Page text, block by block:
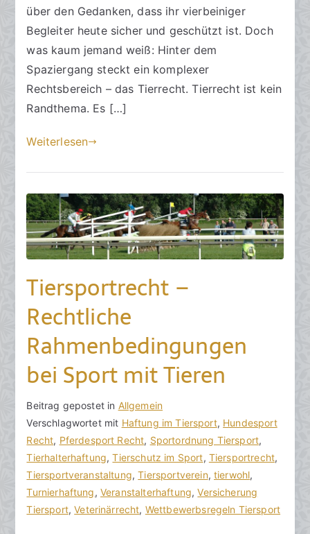
ä
l
i
c
a
m
4
F
r
u
a
r
0
6
2026
–
Zwischen
Schutz,
Verantwortung
und
juristischer
über den Gedanken, dass ihr vierbeiniger
Begleiter heute sicher und geschützt ist. Doch
was kaum jemand weiß: Hinter dem
Spaziergang steckt ein komplexer
Rechtsbereich – das Tierrecht. Tierrecht ist kein
Randthema. Es […]
Weiterlesen
Tiersportrecht –
Rechtliche
Rahmenbedingungen
bei Sport mit Tieren
V
o
n
h
o
r
a
B
e
i
t
r
a
g
Beitrag gepostet in Allgemein
Verschlagwortet mit Haftung im Tiersport, Hundesport
Recht, Pferdesport Recht, Sportordnung Tiersport,
Tierhalterhaftung,Tierschutz im Sport, Tiersportrecht,
Tiersportveranstaltung,Tiersportverein, tierwohl,
Turnierhaftung, Veranstalterhaftung,Versicherung
Tiersport,Veterinärrecht, Wettbewerbsregeln Tiersport
K
e
i
n
e
K
o